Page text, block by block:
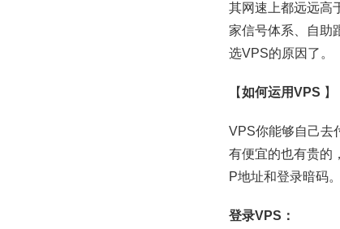
其网速上都远远高
家信号体系、自助
选VPS的原因了。
【如何运用VPS 】
VPS你能够自己去
有便宜的也有贵的
P地址和登录暗码。
登录VPS：